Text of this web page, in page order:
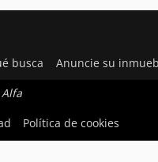
busca Anuncie su
Política de cookies